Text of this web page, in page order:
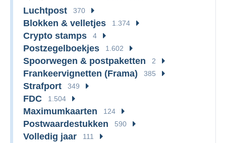
Luchtpost 370
Blokken & velletjes 1.374
Crypto stamps 4
Postzegelboekjes 1.602
Spoorwegen & postpaketten 2
Frankeervignetten (Frama) 385
Strafport 349
FDC 1.504
Maximumkaarten 124
Postwaardestukken 590
Volledig jaar 111